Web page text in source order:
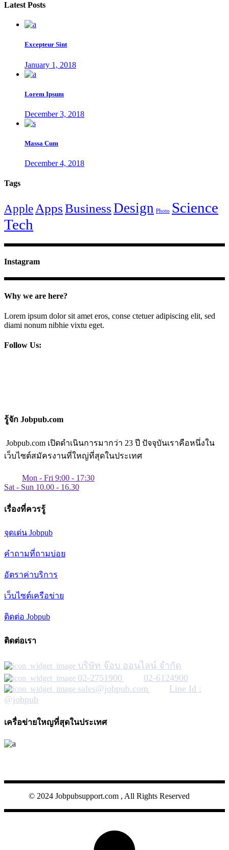
Latest Posts
Excepteur Sint
January 1, 2018
Lorem Ipsum
December 3, 2018
Massa Cum
December 4, 2018
Tags
Apple AppsBusinessDesign Photo
Science
Tech
Instagram
Why we are here?
Lorem ipsum dolor sit amet eros, conse ctetuer adipiscing elit, sed
diami nonum nibhie vixtu eget.
Follow Us:
รู้จัก Jobpub.com
Jobpub.com เปิดดำเนินการมากว่า 23 ปี ปัจจุบันเราคือหนึ่งใน
เว็บไซต์สมัครงานที่ใหญ่ที่สุดในประเทศ
Mon - Fri 9:00 - 17:30
Sat - Sun 10.00 - 16.30
เรื่องที่ควรรู้
จุดเด่น Jobpub
คำถามที่ถามบ่อย
อัตราค่าบริการ
เว็บไซต์เครือข่าย
ติดต่อ Jobpub
ติดต่อเรา
บริษัท จ๊อบ ออนไลน์ จำกัด
02-2751900
02-6124900
sales@jobpub.com
Line Id :
@jobpub
เครื่อข่ายใหญที่สุดในประเทศ
© 2024 Jobpubsupport.com , All Rights Reserved